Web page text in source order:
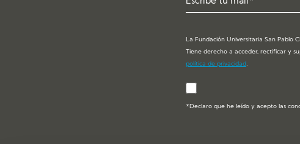
La Fundación Universitaria San Pablo
Tiene derecho a acceder, rectificar y
política de privacidad.
*Declaro que he leído y acepto las